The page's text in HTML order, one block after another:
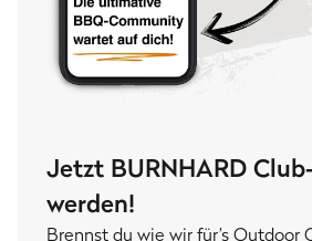
Jetzt BURNHARD
werden!
Brennst du wie wir für’s Outdoor